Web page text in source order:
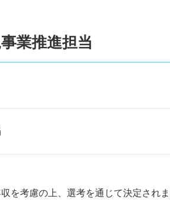
業推進担当
を考慮の上、選考を通じて決定され